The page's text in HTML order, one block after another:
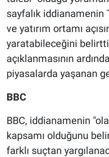
sayfalık iddianamenin
ve yatırım ortamı
yaratabileceğini
açıklanmasının
piyasalarda yaşanan
BBC
BBC, iddianamenin
kapsamı olduğunu
farklı suçtan